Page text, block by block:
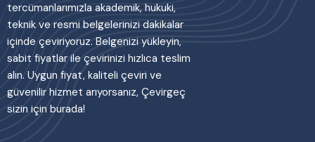
tercümanlarımızla akademik, hukuki,
teknik ve resmi belgelerinizi dakikalar
içinde çeviriyoruz. Belgenizi yükleyin,
sabit fiyatlar ile çevirinizi hızlıca teslim
alın. Uygun fiyat, kaliteli çeviri ve
güvenilir hizmet arıyorsanız, Çevirgeç
sizin için burada!